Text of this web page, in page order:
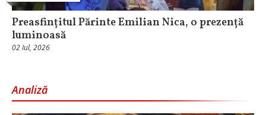
Preasfințitul Părinte Emilian Nica, o prezență
luminoasă
02 Iul, 2026
Analiză